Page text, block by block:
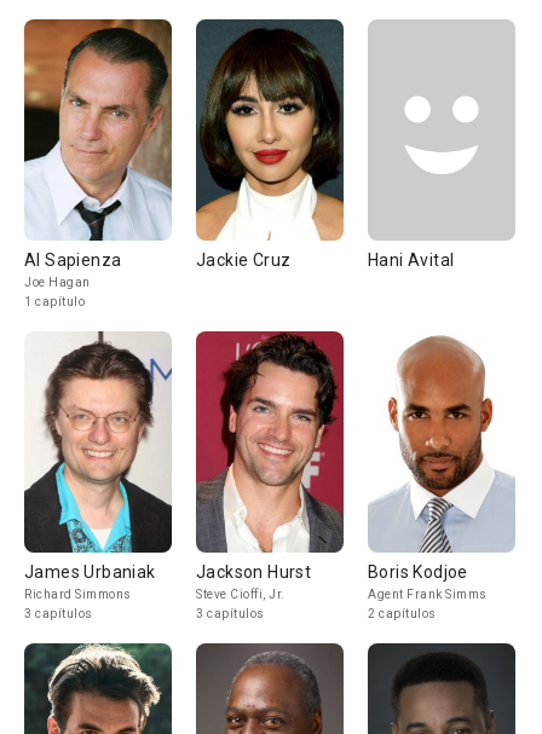
Al Sapienza
Joe Hagan
1 capítulo
Jackie Cruz Hani Avital
James Urbaniak
Richard Simmons
3 capítulos
Jackson Hurst
Steve Cioffi, Jr.
3 capítulos
Boris Kodjoe
Agent Frank Simms
2 capítulos